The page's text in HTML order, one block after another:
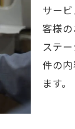
サー
客様
ステ
件の
ます。